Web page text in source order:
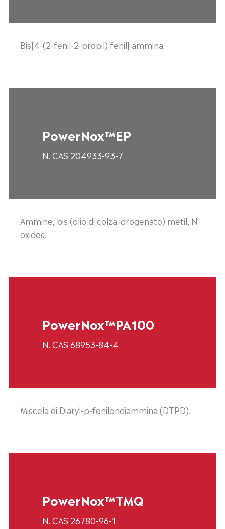
Bis[4-(2-fenil-2-propil) fenil] ammina.
PowerNox™EP
N. CAS 204933-93-7
Ammine, bis (olio di colza idrogenato) metil, N-
oxides.
PowerNox™PA100
N. CAS 68953-84-4
Miscela di Diaryl-p-fenilendiammina (DTPD).
PowerNox™TMQ
N. CAS 26780-96-1